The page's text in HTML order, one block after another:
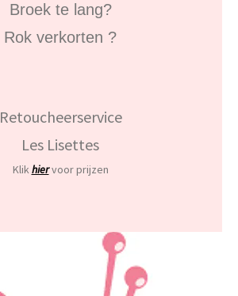
Broek te lang?
Rok verkorten ?
Retoucheerservice
Les Lisettes
Klikhiervoorprijzen